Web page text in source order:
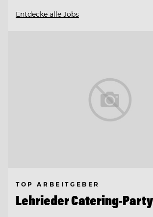
Entdecke alle Jobs
TOP ARBEITGEBER
Lehrieder Catering-